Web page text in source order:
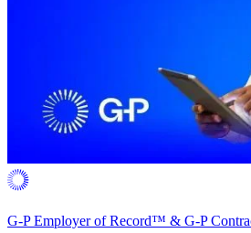
G-P Employer of Record™ & G-P